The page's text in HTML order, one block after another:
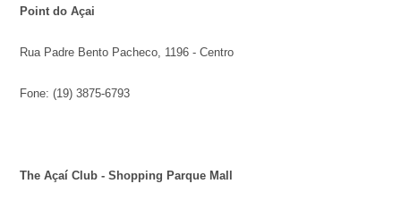
Point do Açai
Rua Padre Bento Pacheco, 1196 - Centro
Fone: (19) 3875-6793
The Açaí Club - Shopping Parque Mall